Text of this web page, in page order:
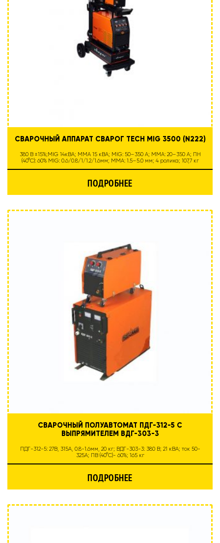
СВАРОЧНЫЙ АППАРАТ СВАРОГ TECH MIG 3500 (N222)
380 В ±15%;MIG 14кВА; MMA 15 кВА; MIG: 50–350 А; MMA: 20–350 А; ПН
(40°C): 60% MIG: 0.6/0.8/1/1.2/1.6мм; MMA: 1.5–5.0 мм; 4 ролика; 107,7 кг
ПОДРОБНЕЕ
СВАРОЧНЫЙ ПОЛУАВТОМАТ ПДГ-312-5 С
ВЫПРЯМИТЕЛЕМ ВДГ-303-3
ПДГ-312-5: 27В, 315А, 0.8-1.6мм, 20 кг; ВДГ-303-3: 380 В; 21 кВА; ток 50-
325А; ПВ (40°C)- 60%; 165 кг
ПОДРОБНЕЕ